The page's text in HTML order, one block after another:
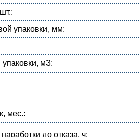
упаковки, мм:
м3:
мес.:
до отказа, ч: